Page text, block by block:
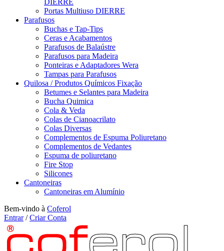
DIERRE
Portas Multiuso DIERRE
Parafusos
Buchas e Tap-Tips
Ceras e Acabamentos
Parafusos de Balaústre
Parafusos para Madeira
Ponteiras e Adaptadores Wera
Tampas para Parafusos
Quilosa / Produtos Químicos Fixação
Betumes e Selantes para Madeira
Bucha Quimica
Cola & Veda
Colas de Cianoacrilato
Colas Diversas
Complementos de Espuma Poliuretano
Complementos de Vedantes
Espuma de poliuretano
Fire Stop
Silicones
Cantoneiras
Cantoneiras em Alumínio
Bem-vindo à Coferol
Entrar/Criar Conta